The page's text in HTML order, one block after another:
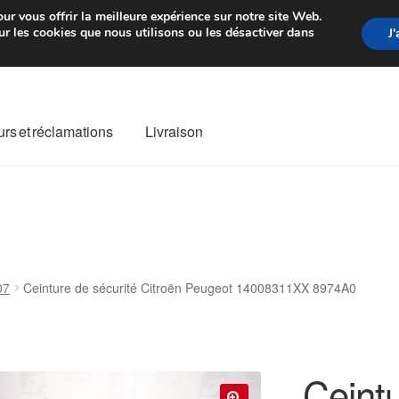
de 7 EUR Du lundi au
et réclamations Livraison
Ceinture de sécurité Citroën Peugeot 14008311XX 8974A0
vous offrir la meilleure expérience sur notre site Web.
les cookies que nous utilisons ou les désactiver dans